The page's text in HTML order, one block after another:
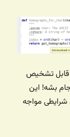
قابل تشخیص
بشه! این
مواجه